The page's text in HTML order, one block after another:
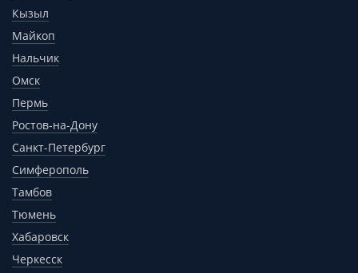
Кызыл
Майкоп
Нальчик
Омск
Пермь
Ростов-на-Дону
Санкт-Петербург
Симферополь
Тамбов
Тюмень
Хабаровск
Черкесск